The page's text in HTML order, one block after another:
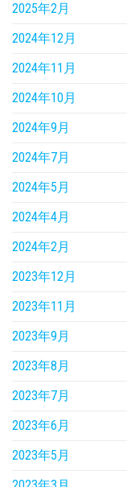
2025年2月
2024年12月
2024年11月
2024年10月
2024年9月
2024年7月
2024年5月
2024年4月
2024年2月
2023年12月
2023年11月
2023年9月
2023年8月
2023年7月
2023年6月
2023年5月